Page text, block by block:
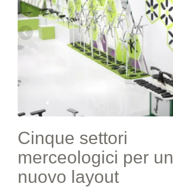
Cinque settori
merceologici per un
nuovo layout